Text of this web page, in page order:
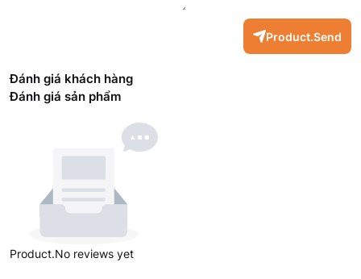
Product.Send
Đánh giá khách hàng
Đánh giá sản phẩm
Product.No reviews yet